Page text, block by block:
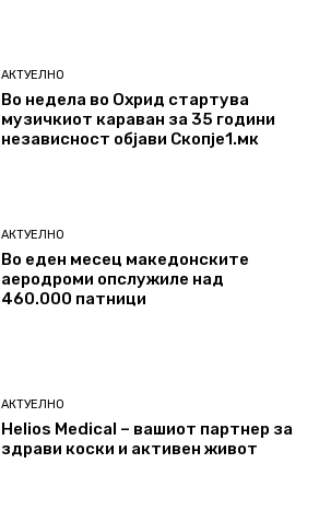
АКТУЕЛНО
Во недела во Охрид стартува
музичкиот караван за 35 години
независност објави Скопје1.мк
АКТУЕЛНО
Во еден месец македонските
аеродроми опслужиле над
460.000 патници
АКТУЕЛНО
Helios Medical – вашиот партнер за
здрави коски и активен живот